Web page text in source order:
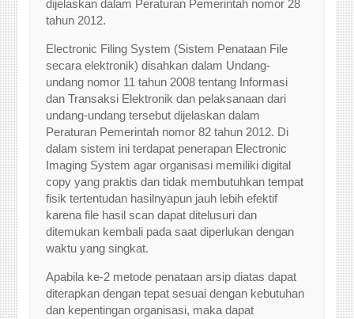
dijelaskan dalam Peraturan Pemerintah nomor 28
tahun 2012.
Electronic Filing System (Sistem Penataan File
secara elektronik) disahkan dalam Undang-
undang nomor 11 tahun 2008 tentang Informasi
dan Transaksi Elektronik dan pelaksanaan dari
undang-undang tersebut dijelaskan dalam
Peraturan Pemerintah nomor 82 tahun 2012. Di
dalam sistem ini terdapat penerapan Electronic
Imaging System agar organisasi memiliki digital
copy yang praktis dan tidak membutuhkan tempat
fisik tertentudan hasilnyapun jauh lebih efektif
karena file hasil scan dapat ditelusuri dan
ditemukan kembali pada saat diperlukan dengan
waktu yang singkat.
Apabila ke-2 metode penataan arsip diatas dapat
diterapkan dengan tepat sesuai dengan kebutuhan
dan kepentingan organisasi, maka dapat